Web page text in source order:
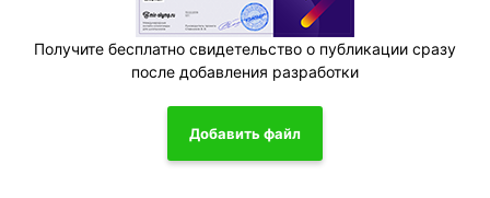
Получите бесплатно свидетельство о публикации сразу
после добавления разработки
Добавить файл